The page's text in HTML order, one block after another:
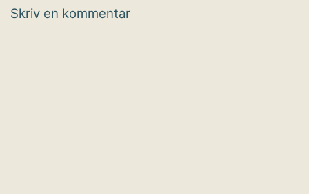
Skriv en kommentar